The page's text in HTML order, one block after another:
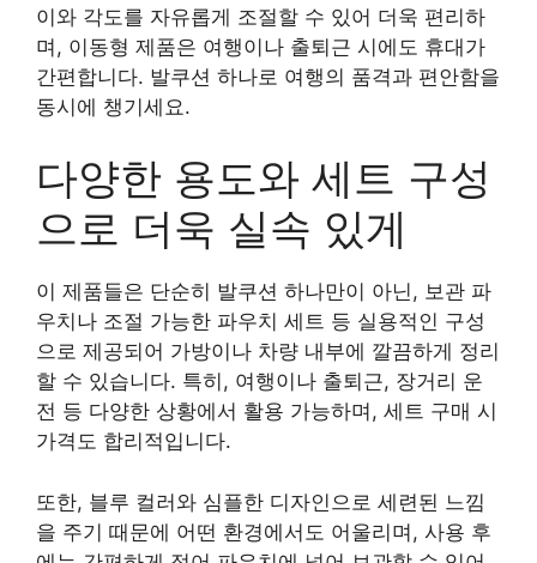
이와 각도를 자유롭게 조절할 수 있어 더욱 편리하
며, 이동형 제품은 여행이나 출퇴근 시에도 휴대가
간편합니다. 발쿠션 하나로 여행의 품격과 편안함을
동시에 챙기세요.
다양한 용도와 세트 구성
으로 더욱 실속 있게
이 제품들은 단순히 발쿠션 하나만이 아닌, 보관 파
우치나 조절 가능한 파우치 세트 등 실용적인 구성
으로 제공되어 가방이나 차량 내부에 깔끔하게 정리
할 수 있습니다. 특히, 여행이나 출퇴근, 장거리 운
전 등 다양한 상황에서 활용 가능하며, 세트 구매 시
가격도 합리적입니다.
또한, 블루 컬러와 심플한 디자인으로 세련된 느낌
을 주기 때문에 어떤 환경에서도 어울리며, 사용 후